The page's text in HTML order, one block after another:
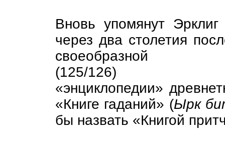
Вновь упомянут
через два столетия
своеобразной
(125/126)
«энциклопедии»
«Книге гаданий» (Ырк
бы назвать «Книгой